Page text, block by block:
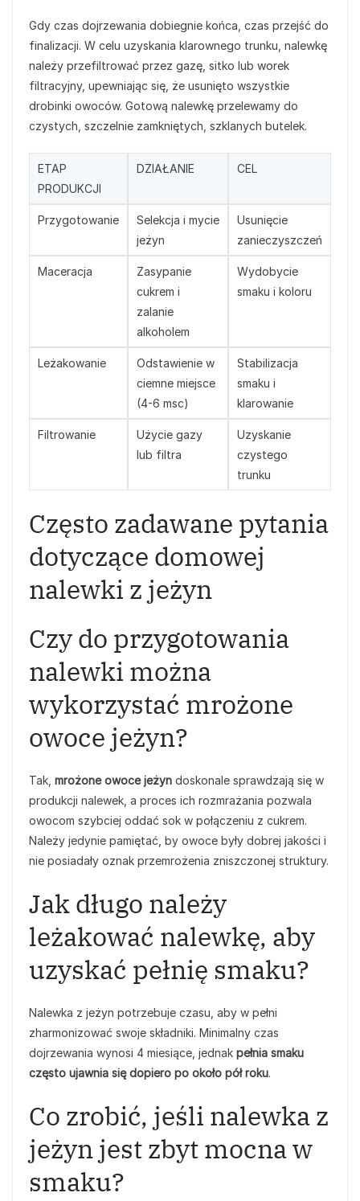
Gdy czas dojrzewania dobiegnie końca, czas przejść do
finalizacji. W celu uzyskania klarownego trunku, nalewkę
należy przefiltrować przez gazę, sitko lub worek
filtracyjny, upewniając się, że usunięto wszystkie
drobinki owoców. Gotową nalewkę przelewamy do
czystych, szczelnie zamkniętych, szklanych butelek.
ETAP
PRODUKCJI
DZIAŁANIE CEL
Przygotowanie
Selekcja i mycie
jeżyn
Usunięcie
zanieczyszczeń
Maceracja
Zasypanie
cukrem i
zalanie
alkoholem
Wydobycie
smaku i koloru
Leżakowanie
Odstawienie w
ciemne miejsce
(4-6 msc)
Stabilizacja
smaku i
klarowanie
Filtrowanie
Użycie gazy
lub filtra
Uzyskanie
czystego
trunku
Często zadawane pytania
dotyczące domowej
nalewki z jeżyn
Czy do przygotowania
nalewki można
wykorzystać mrożone
owoce jeżyn?
Tak, mrożone owoce jeżyn doskonale sprawdzają się w
produkcji nalewek, a proces ich rozmrażania pozwala
owocom szybciej oddać sok w połączeniu z cukrem.
Należy jedynie pamiętać, by owoce były dobrej jakości i
nie posiadały oznak przemrożenia zniszczonej struktury.
Jak długo należy
leżakować nalewkę, aby
uzyskać pełnię smaku?
Nalewka z jeżyn potrzebuje czasu, aby w pełni
zharmonizować swoje składniki. Minimalny czas
dojrzewania wynosi 4 miesiące, jednak pełnia smaku
często ujawnia się dopiero po około pół roku.
Co zrobić, jeśli nalewka z
jeżyn jest zbyt mocna w
smaku?